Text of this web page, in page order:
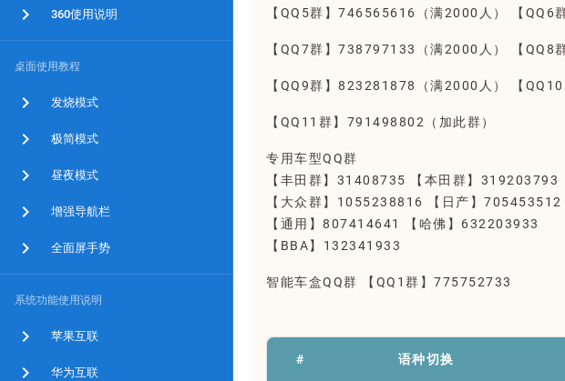
360使用说明
桌面使用教程
发烧模式
极简模式
昼夜模式
增强导航栏
全面屏手势
系统功能使用说明
苹果互联
华为互联
【QQ5群】746565616（满2000人） 【QQ6
【QQ7群】738797133（满2000人） 【QQ8
【QQ9群】823281878（满2000人） 【
【QQ11群】791498802（加此群）
专用车型QQ群
【丰田群】31408735 【本田群】319203793
【大众群】1055238816 【日产】705453512
【通用】807414641 【哈佛】632203933
【BBA】132341933
智能车盒QQ群 【QQ1群】775752733
# 语种切换